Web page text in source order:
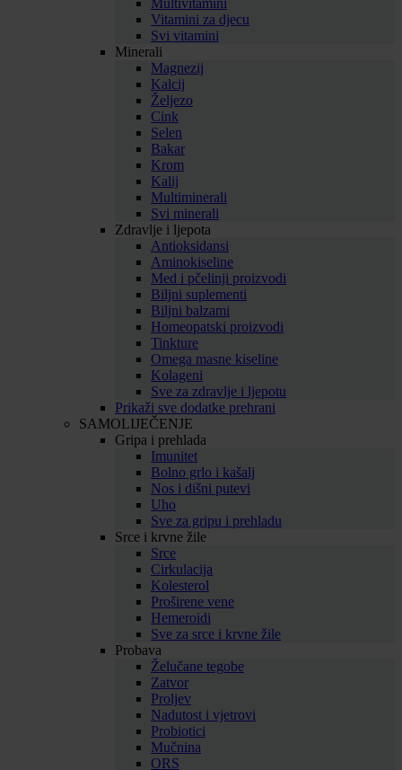
Multivitamini
Vitamini za djecu
Svi vitamini
Minerali
Magnezij
Kalcij
Željezo
Cink
Selen
Bakar
Krom
Kalij
Multiminerali
Svi minerali
Zdravlje i ljepota
Antioksidansi
Aminokiseline
Med i pčelinji proizvodi
Biljni suplementi
Biljni balzami
Homeopatski proizvodi
Tinkture
Omega masne kiseline
Kolageni
Sve za zdravlje i ljepotu
Prikaži sve dodatke prehrani
SAMOLIJEČENJE
Gripa i prehlada
Imunitet
Bolno grlo i kašalj
Nos i dišni putevi
Uho
Sve za gripu i prehladu
Srce i krvne žile
Srce
Cirkulacija
Kolesterol
Proširene vene
Hemeroidi
Sve za srce i krvne žile
Probava
Želučane tegobe
Zatvor
Proljev
Nadutost i vjetrovi
Probiotici
Mučnina
ORS